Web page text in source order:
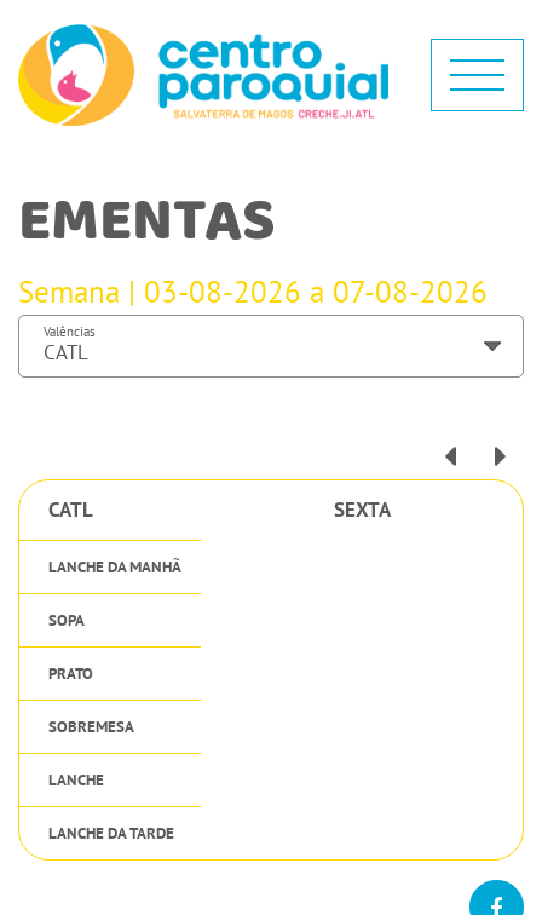
EMENTAS
Semana | 03-08-2026 a 07-08-2026
Valências
CATL SEXTA
LANCHE DA MANHÃ
SOPA
PRATO
SOBREMESA
LANCHE
LANCHE DA TARDE